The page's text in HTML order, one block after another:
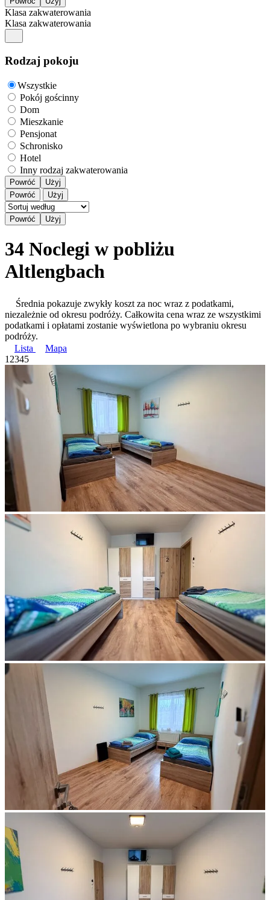
Klasa zakwaterowania
Klasa zakwaterowania
Rodzaj pokoju
Wszystkie
Pokój gościnny
Dom
Mieszkanie
Pensjonat
Schronisko
Hotel
Inny rodzaj zakwaterowania
Powróć
Użyj
Powróć
Użyj
34 Noclegi w pobliżu
Altlengbach
Średnia pokazuje zwykły koszt za noc wraz z podatkami,
niezależnie od okresu podróży. Całkowita cena wraz ze wszystkimi
podatkami i opłatami zostanie wyświetlona po wybraniu okresu
podróży.
Lista
Mapa
1 2345